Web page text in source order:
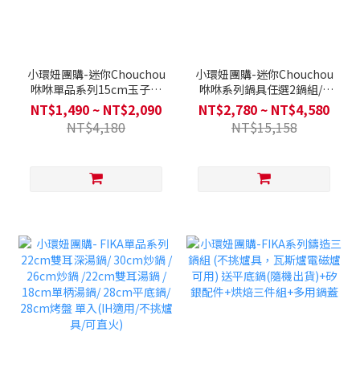
小環妞團購-迷你Chouchou
咻咻單品系列15cm玉子燒
鍋(全覆底)/20cm雙耳湯鍋
(全覆底)/ 24cm平底鍋(全覆
底)/ 24cm炒鍋(全覆底) 單
NT$1,490 ~ NT$2,090
NT$4,180
小環妞團購-迷你Chouchou
咻咻系列鍋具任選2鍋組/3
鍋/4鍋全套 (全覆底/不挑爐
具，瓦斯爐電磁爐可用)送矽
膠湯勺+矽膠鍋鏟(款式隨機)
NT$2,780 ~ NT$4,580
NT$15,158